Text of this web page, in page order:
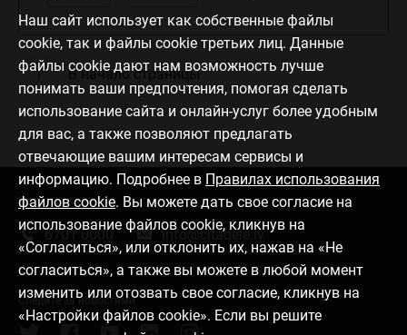
В начало страницы
Наш сайт использует как собственные файлы
cookie, так и файлы cookie третьих лиц. Данные
файлы cookie дают нам возможность лучше
понимать ваши предпочтения, помогая сделать
использование сайта и онлайн-услуг более удобным
для вас, а также позволяют предлагать
отвечающие вашим интересам сервисы и
информацию. Подробнее в Правилах использования
файлов cookie. Вы можете дать свое согласие на
использование файлов cookie, кликнув на
«Согласиться», или отклонить их, нажав на «Не
согласиться», а также вы можете в любой момент
изменить или отозвать свое согласие, кликнув на
«Настройки файлов cookie». Если вы решите
Связаться с нами
6701 0000 info@citadele.lv
Следите за новостями